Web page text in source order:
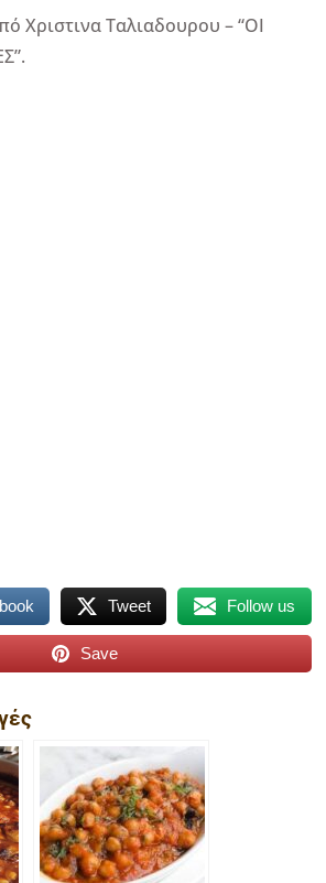
Χριστινα Ταλιαδουρου – “ΟΙ
Tweet Follow us
Save